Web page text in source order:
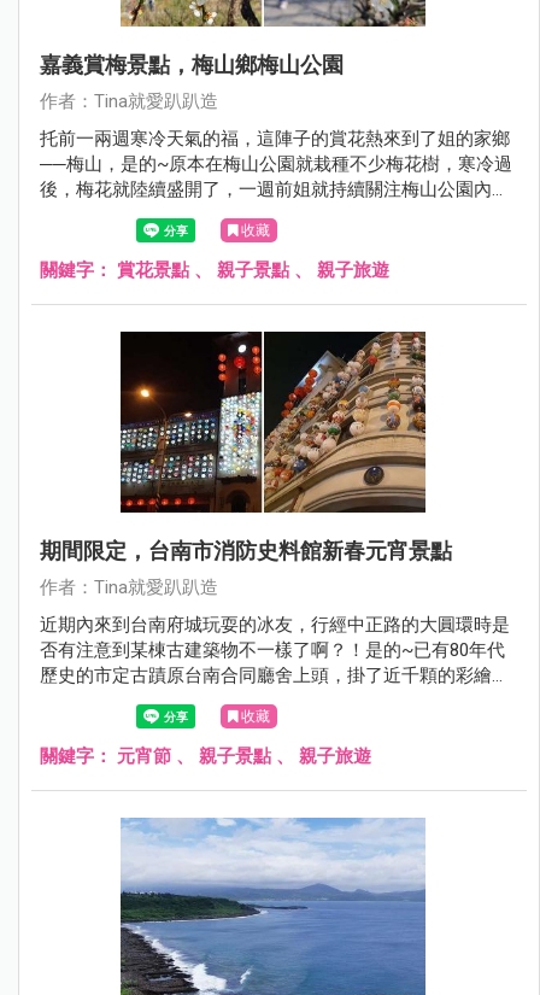
嘉義賞梅景點，梅山鄉梅山公園
作者：Tina就愛趴趴造
托前一兩週寒冷天氣的福，這陣子的賞花熱來到了姐的家鄉
──梅山，是的~原本在梅山公園就栽種不少梅花樹，寒冷過
後，梅花就陸續盛開了，一週前姐就持續關注梅山公園內的
花況，嘿嘿嘿~趁滿開的週末，姐也回到家鄉賞花惹！
收藏
關鍵字： 賞花景點 、 親子景點 、 親子旅遊
期間限定，台南市消防史料館新春元宵景點
作者：Tina就愛趴趴造
近期內來到台南府城玩耍的冰友，行經中正路的大圓環時是
否有注意到某棟古建築物不一樣了啊？！是的~已有80年代
歷史的市定古蹟原台南合同廳舍上頭，掛了近千顆的彩繪燈
籠耶！而且夜晚特定時間就會點亮所有的燈籠，點燈活動一
直持續到元宵節，嘿嘿嘿~趁著來到台南玩耍的機會，姐當
然不能錯過賞燈啊！
收藏
關鍵字： 元宵節 、 親子景點 、 親子旅遊